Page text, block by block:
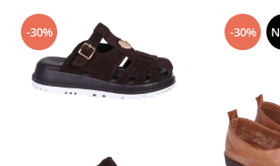
-30% -30%